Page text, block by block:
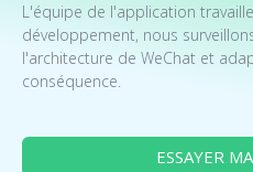
L'équipe de l'application
développement, nous
l'architecture de WeChat et
conséquence.
ESSAYER